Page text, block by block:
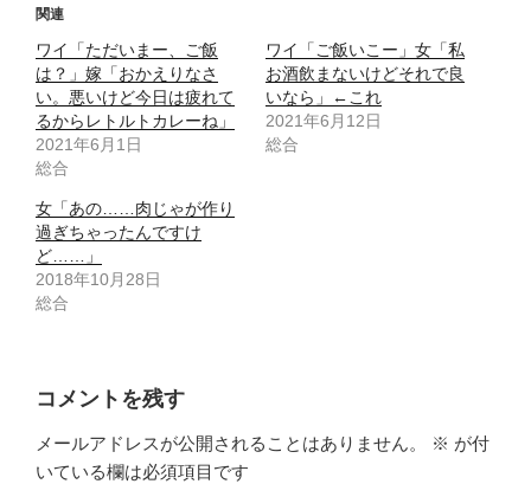
関連
ワイ「ただいまー、ご飯
は？」嫁「おかえりなさ
い。悪いけど今日は疲れて
るからレトルトカレーね」
2021年6月1日
総合
ワイ「ご飯いこー」女「私
お酒飲まないけどそれで良
いなら」←これ
2021年6月12日
総合
女「あの……肉じゃが作り
過ぎちゃったんですけ
ど……」
2018年10月28日
総合
コメントを残す
メールアドレスが公開されることはありません。 ※ が付
いている欄は必須項目です